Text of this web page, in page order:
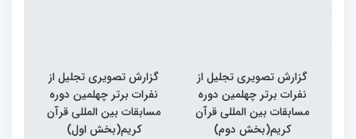
گزارش تصویری تجلیل از
نفرات برتر چهلمین دوره
مسابقات بین المللی قرآن
کریم(بخش دوم)
گزارش تصویری تجلیل از
نفرات برتر چهلمین دوره
مسابقات بین المللی قرآن
کریم(بخش اول)